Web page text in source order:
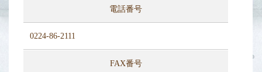
電話番号
0224-86-2111
FAX番号